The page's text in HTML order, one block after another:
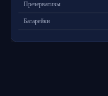
Презервативы
Батарейки